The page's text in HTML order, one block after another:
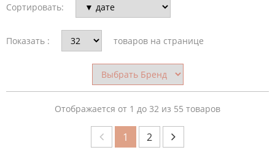
СТРАНА
ПРОИЗВОДИТЕЛЬ
ПРИМЕНЕНИЯ
Сортировать:
Показать : товаров на странице
Отображается от 1 до 32 из 55 товаров
1 2